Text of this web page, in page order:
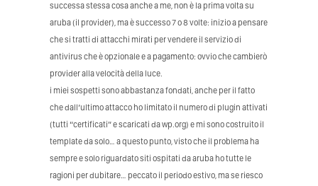
successa stessa cosa anche a me, non è la prima volta su
aruba (il provider), ma è successo 7 o 8 volte: inizio a pensare
che si tratti di attacchi mirati per vendere il servizio di
antivirus che è opzionale e a pagamento: ovvio che cambierò
provider alla velocità della luce.
i miei sospetti sono abbastanza fondati, anche per il fatto
che dall’ultimo attacco ho limitato il numero di plugin attivati
(tutti “certificati” e scaricati da wp.org) e mi sono costruito il
template da solo… a questo punto, visto che il problema ha
sempre e solo riguardato siti ospitati da aruba ho tutte le
ragioni per dubitare… peccato il periodo estivo, ma se riesco